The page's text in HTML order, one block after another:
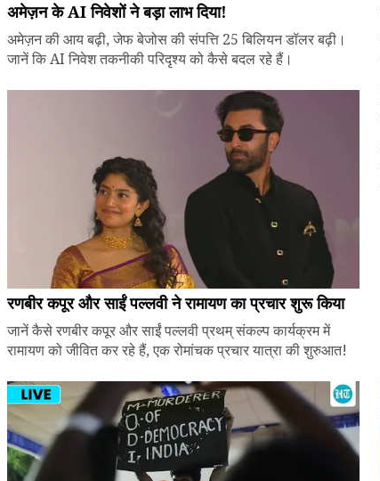
अमेज़न के AI निवेशों ने बड़ा लाभ दिया!
अमेज़न की आय बढ़ी, जेफ बेजोस की संपत्ति 25 बिलियन डॉलर बढ़ी।
जानें कि AI निवेश तकनीकी परिदृश्य को कैसे बदल रहे हैं।
रणबीर कपूर और साईं पल्लवी ने रामायण का प्रचार शुरू किया
जानें कैसे रणबीर कपूर और साईं पल्लवी प्रथम् संकल्प कार्यक्रम में
रामायण को जीवित कर रहे हैं, एक रोमांचक प्रचार यात्रा की शुरुआत!